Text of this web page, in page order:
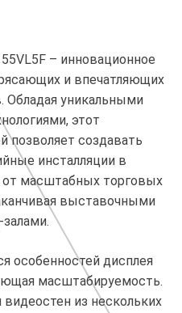
– инновационное
и впечатляющих
Обладая уникальными
этот
позволяет создавать
инсталляции в
от масштабных торговых
выставочными
особенностей дисплея
масштабируемость.
из нескольких